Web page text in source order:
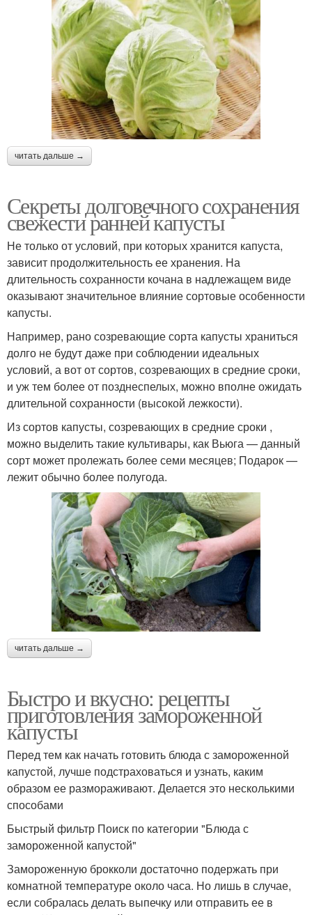
читать дальше →
Секреты долговечного сохранения
свежести ранней капусты
Не только от условий, при которых хранится капуста,
зависит продолжительность ее хранения. На
длительность сохранности кочана в надлежащем виде
оказывают значительное влияние сортовые особенности
капусты.
Например, рано созревающие сорта капусты храниться
долго не будут даже при соблюдении идеальных
условий, а вот от сортов, созревающих в средние сроки,
и уж тем более от позднеспелых, можно вполне ожидать
длительной сохранности (высокой лежкости).
Из сортов капусты, созревающих в средние сроки ,
можно выделить такие культивары, как Вьюга — данный
сорт может пролежать более семи месяцев; Подарок —
лежит обычно более полугода.
читать дальше →
Быстро и вкусно: рецепты
приготовления замороженной
капусты
Перед тем как начать готовить блюда с замороженной
капустой, лучше подстраховаться и узнать, каким
образом ее размораживают. Делается это несколькими
способами
Быстрый фильтр Поиск по категории "Блюда с
замороженной капустой"
Замороженную брокколи достаточно подержать при
комнатной температуре около часа. Но лишь в случае,
если собралась делать выпечку или отправить ее в